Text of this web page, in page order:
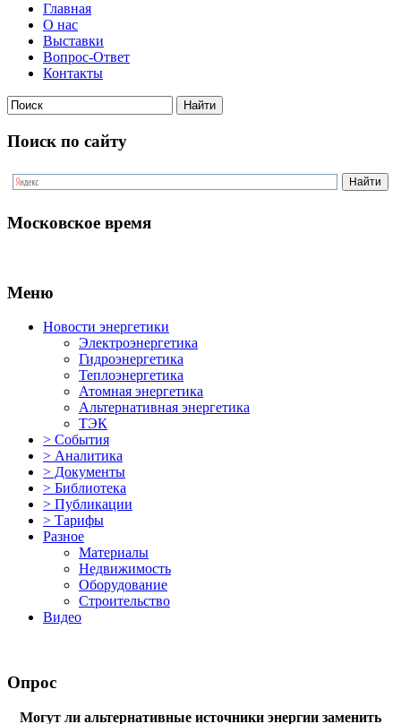
Главная
О нас
Выставки
Вопрос-Ответ
Контакты
Поиск по сайту
Московское время
Меню
Новости энергетики
Электроэнергетика
Гидроэнергетика
Теплоэнергетика
Атомная энергетика
Альтернативная энергетика
ТЭК
> События
> Аналитика
> Документы
> Библиотека
> Публикации
> Тарифы
Разное
Материалы
Недвижимость
Оборудование
Строительство
Видео
Опрос
Могут ли альтернативные источники энергии заменить